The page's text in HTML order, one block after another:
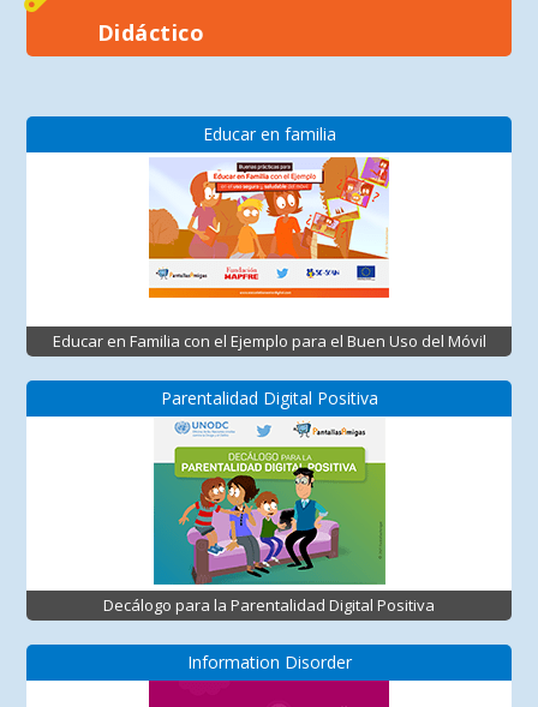
Didáctico
Educar en familia
Educar en Familia con el Ejemplo para el Buen Uso del Móvil
Parentalidad Digital Positiva
Decálogo para la Parentalidad Digital Positiva
Information Disorder